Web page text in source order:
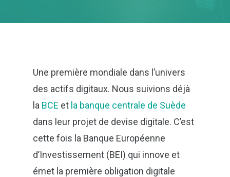
Une première mondiale dans l’univers
des actifs digitaux. Nous suivions déjà
laBCEetla banque centrale de Suède
dans leur projet de devise digitale. C’est
cette fois la Banque Européenne
d’Investissement (BEI) qui innove et
émet la première obligation digitale